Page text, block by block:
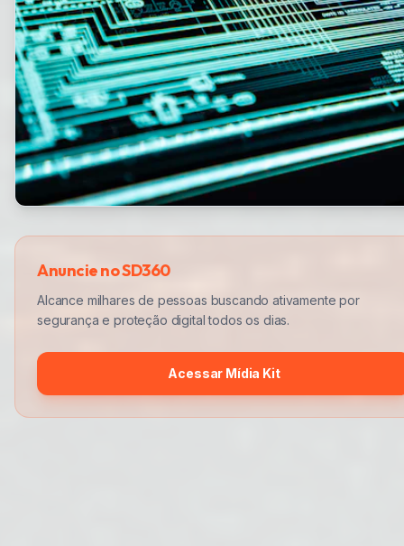
Anuncie no SD360
Alcance milhares de pessoas buscando ativamente por
segurança e proteção digital todos os dias.
Acessar Mídia Kit